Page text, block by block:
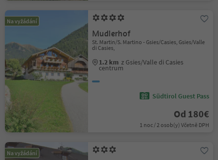
Na vyžádání
Mudlerhof
St. Martin/S. Martino - Gsies/Casies, Gsies/Valle
di Casies,
1.2 km z Gsies/Valle di Casies
centrum
Südtirol Guest Pass
Od 180€
1 noc / 2 osob(y) Včetně DPH
Na vyžádání